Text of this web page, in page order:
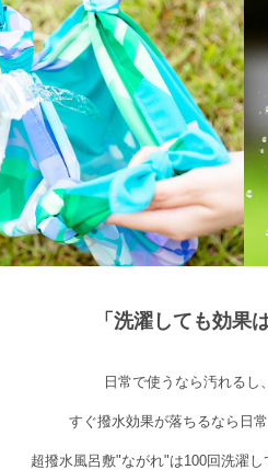
「洗濯しても効果
日常で使うなら汚れるし
すぐ撥水効果が落ちるなら日常
超撥水風呂敷"ながれ"は100回洗濯し